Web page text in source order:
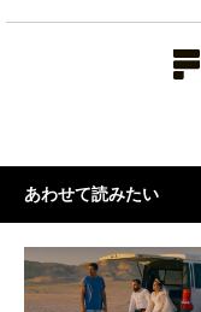
あわせて読みたい